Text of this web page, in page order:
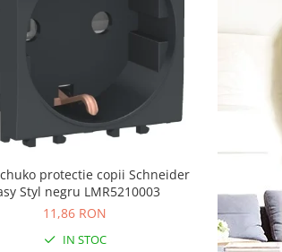
protectie copii Schneider
Styl negru LMR5210003
11,86 RON
IN STOC